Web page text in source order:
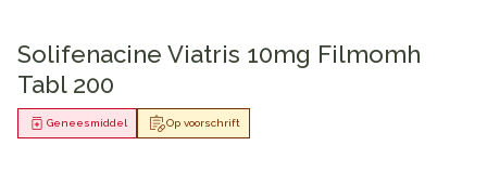
Solifenacine Viatris 10mg Filmomh
Tabl 200
Op voorschrift
Geneesmiddel